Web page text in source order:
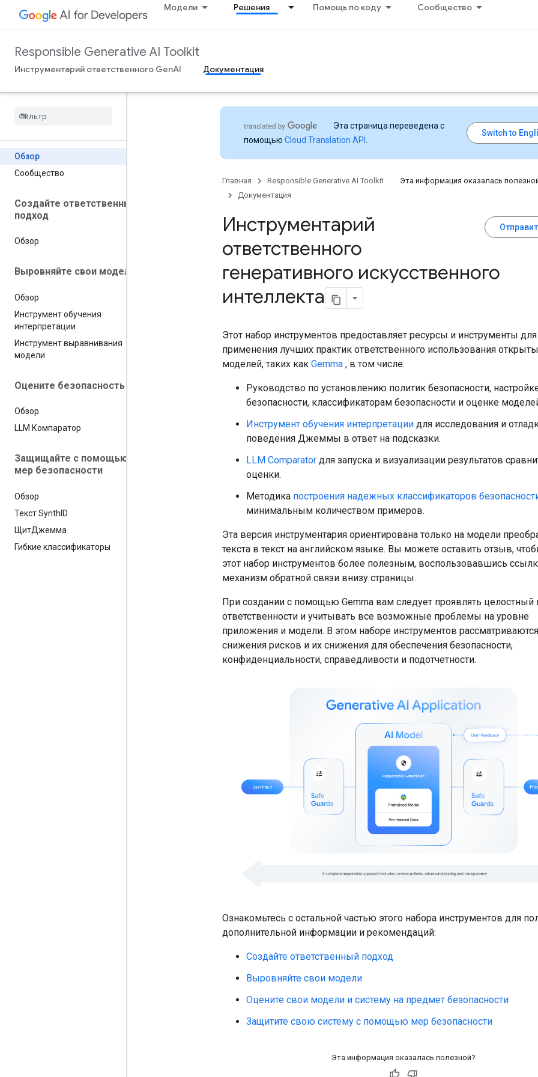
Модели Решения Помощь по коду Сообщество
Responsible Generative AI Toolkit
Инструментарий ответственного GenAI Документация
Обзор
Сообщество
Создайте ответственный
подход
Обзор
Выровняйте свои модели
Обзор
Инструмент обучения
интерпретации
Инструмент выравнивания
модели
Оцените безопасность
Обзор
LLM Компаратор
Защищайте с помощью
мер безопасности
Обзор
Текст SynthID
ЩитДжемма
Гибкие классификаторы
Эта страница переведена с
помощью Cloud Translation API
Главная
Responsible Generative AI Toolkit
Документация
Эта информация оказалась
Инструментарий
ответственного
генеративного искусственного
интеллекта
Этот набор инструментов предоставляет ресурсы и инструменты для
применения лучших практик ответственного использования
моделей, таких как Gemma , в том числе:
Руководство по установлению политик безопасности,
безопасности, классификаторам безопасности и оценке
Инструмент обучения интерпретации для исследования и
поведения Джеммы в ответ на подсказки.
LLM Comparator для запуска и визуализации результатов
оценки.
Методика построения надежных классификаторов
минимальным количеством примеров.
Эта версия инструментария ориентирована только на модели
текста в текст на английском языке. Вы можете оставить отзыв,
этот набор инструментов более полезным, воспользовавшись
механизм обратной связи внизу страницы.
При создании с помощью Gemma вам следует проявлять целостный
ответственности и учитывать все возможные проблемы на уровне
приложения и модели. В этом наборе инструментов
снижения рисков и их снижения для обеспечения безопасности,
конфиденциальности, справедливости и подотчетности.
Ознакомьтесь с остальной частью этого набора инструментов для
дополнительной информации и рекомендаций:
Создайте ответственный подход
Выровняйте свои модели
Оцените свои модели и систему на предмет безопасности
Защитите свою систему с помощью мер безопасности
Эта информация оказалась полезной?